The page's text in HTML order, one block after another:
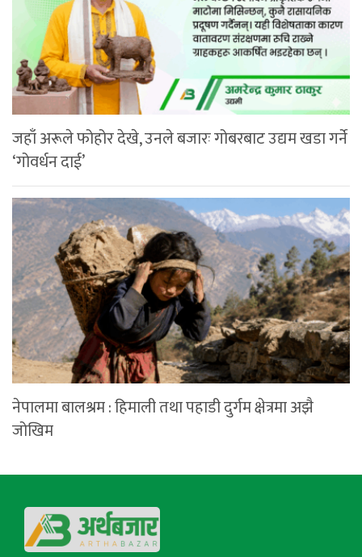
जहाँ अरूले फोहोर देखे, उनले बजारः गोबरबाट उद्यम खडा गर्ने
‘गोवर्धन दाई’
नेपालमा बालश्रम : हिमाली तथा पहाडी दुर्गम क्षेत्रमा अझै
जोखिम